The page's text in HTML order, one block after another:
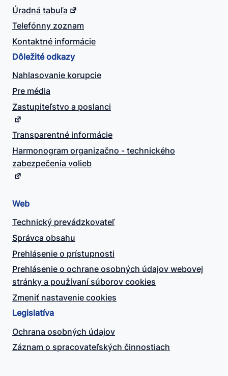
Úradná tabuľa
Telefónny zoznam
Kontaktné informácie
Dôležité odkazy
Nahlasovanie korupcie
Pre média
Zastupiteľstvo a poslanci
Transparentné informácie
Harmonogram organizačno - technického
zabezpečenia volieb
Web
Technický prevádzkovateľ
Správca obsahu
Prehlásenie o prístupnosti
Prehlásenie o ochrane osobných údajov webovej
stránky a používaní súborov cookies
Zmeniť nastavenie cookies
Legislatíva
Ochrana osobných údajov
Záznam o spracovateľských činnostiach